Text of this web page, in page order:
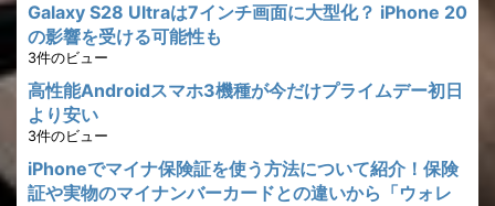
Galaxy S28 Ultraは7インチ画面に大型化？ iPhone 20
の影響を受ける可能性も
3件のビュー
高性能Androidスマホ3機種が今だけプライムデー初日
より安い
3件のビュー
iPhoneでマイナ保険証を使う方法について紹介！保険
証や実物のマイナンバーカードとの違いから「ウォレ